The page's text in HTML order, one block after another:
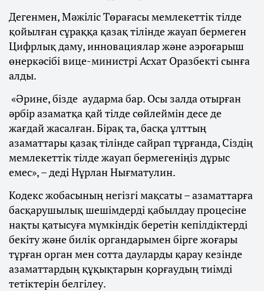
Дегенмен, Мәжіліс Төрағасы мемлекеттік тілде
қойылған сұраққа қазақ тілінде жауап бермеген
Цифрлық даму, инновациялар және аэроғарыш
өнеркәсібі вице-министрі Асхат Оразбекті сынға
алды.
«Әрине, бізде аударма бар. Осы залда отырған
әрбір азаматқа қай тілде сөйлеймін десе де
жағдай жасалған. Бірақ та, басқа ұлттың
азаматтары қазақ тілінде сайрап тұрғанда, Сіздің
мемлекеттік тілде жауап бермегеніңіз дұрыс
емес», – деді Нұрлан Нығматулин.
Кодекс жобасының негізгі мақсаты – азаматтарға
басқарушылық шешімдерді қабылдау процесіне
нақты қатысуға мүмкіндік беретін кепілдіктерді
бекіту және билік органдарымен бірге жоғары
тұрған орган мен сотта дауларды қарау кезінде
азаматтардың құқықтарын қорғаудың тиімді
тетіктерін белгілеу.